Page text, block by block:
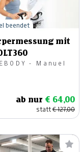
mit
- Manuel
ab nur € 64,00
statt€ 127,00
beendet